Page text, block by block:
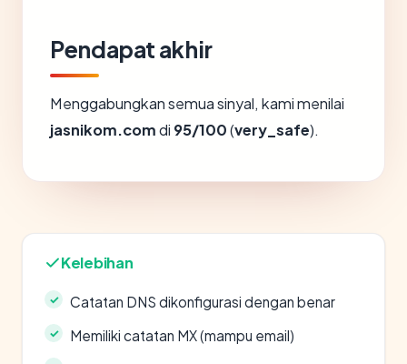
Pendapat akhir
Menggabungkan semua sinyal, kami menilai
jasnikom.comdi 95/100(very_safe).
Kelebihan
Catatan DNS dikonfigurasi dengan benar
Memiliki catatan MX (mampu email)